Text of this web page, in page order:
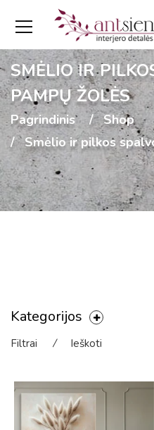
SMĖLIO IR
PAMPŲ ŽOLĖS
Pagrindinis
Shop
Smėlio ir pilkos
Kategorijos
Filtrai ⁄ Ieškoti